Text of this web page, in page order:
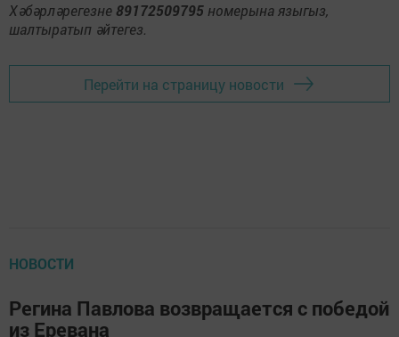
Хәбәрләрегезне 89172509795 номерына языгыз,
шалтыратып әйтегез.
Перейти на страницу новости
НОВОСТИ
Регина Павлова возвращается с победой
из Еревана